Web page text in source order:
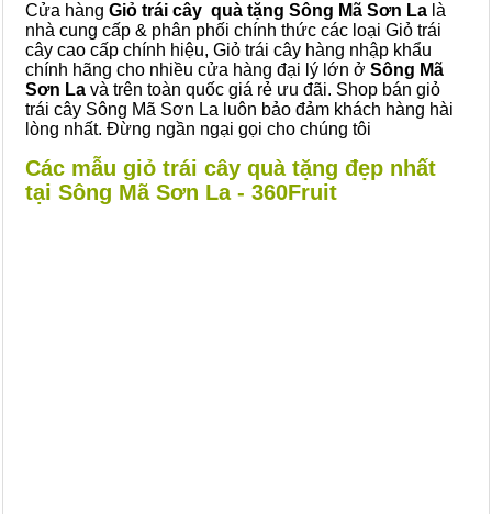
Cửa hàng Giỏ trái cây quà tặng Sông Mã Sơn La là
nhà cung cấp & phân phối chính thức các loại Giỏ trái
cây cao cấp chính hiệu, Giỏ trái cây hàng nhập khẩu
chính hãng cho nhiều cửa hàng đại lý lớn ở Sông Mã
Sơn La và trên toàn quốc giá rẻ ưu đãi. Shop bán giỏ
trái cây Sông Mã Sơn La luôn bảo đảm khách hàng hài
lòng nhất. Đừng ngần ngại gọi cho chúng tôi
Các mẫu giỏ trái cây quà tặng đẹp nhất
tại Sông Mã Sơn La - 360Fruit